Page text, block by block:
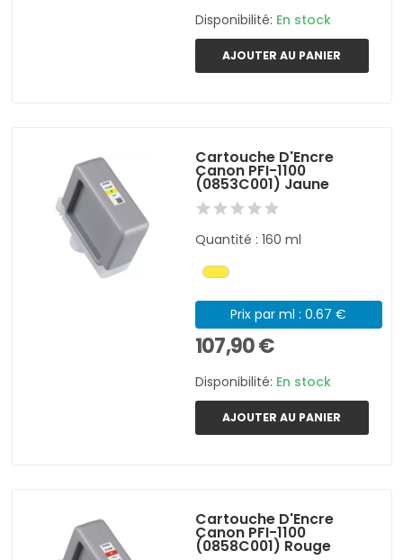
Disponibilité: En stock
AJOUTER AU PANIER
Cartouche D'Encre
Canon PFI-1100
(0853C001) Jaune
Quantité : 160 ml
Prix par ml : 0.67 €
107,90 €
Disponibilité: En stock
AJOUTER AU PANIER
Cartouche D'Encre
Canon PFI-1100
(0858C001) Rouge